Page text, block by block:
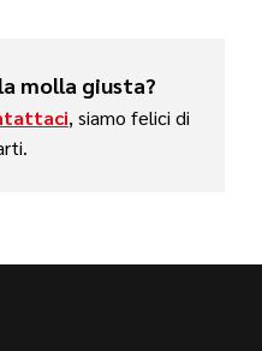
molla giusta?
, siamo felici di